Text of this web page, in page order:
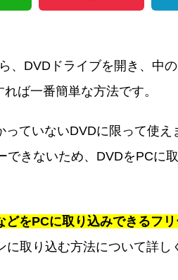
、DVDドライブを開き、中
ば一番簡単な方法です。
ていないDVDに限って使え
できないため、DVDをPCに
をPCに取り込みできるフリ
取り込む方法について詳し